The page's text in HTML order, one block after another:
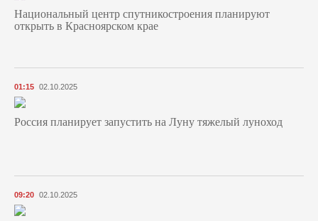
Национальный центр спутникостроения планируют
открыть в Красноярском крае
01:15 02.10.2025
Россия планирует запустить на Луну тяжелый луноход
09:20 02.10.2025